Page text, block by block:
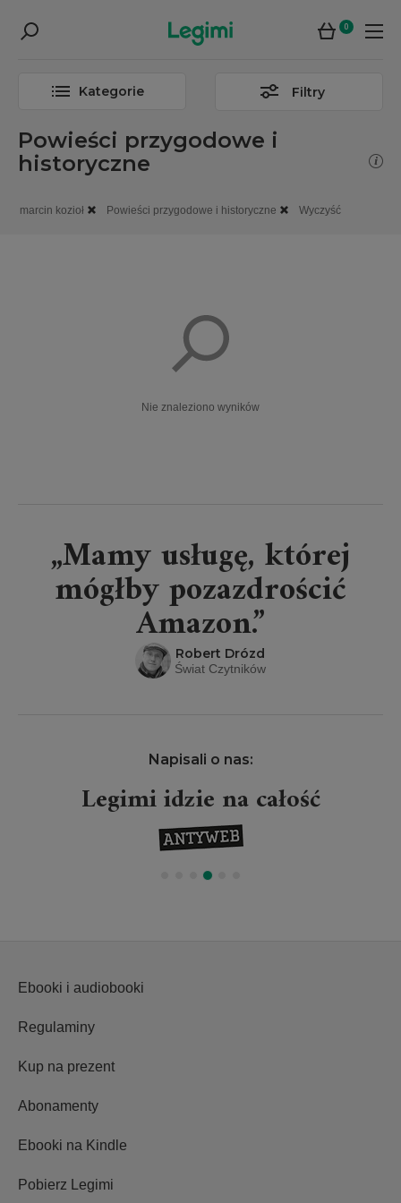
0
Kategorie Filtry
Powieści przygodowe i
historyczne
marcin kozioł Powieści przygodowe i historyczne Wyczyść
Nie znaleziono wyników
„Mamy usługę, której
mógłby pozazdrościć
Amazon.”
Robert Drózd
Świat Czytników
Napisali o nas:
Legimi idzie na całość
Ebooki i audiobooki
Regulaminy
Kup na prezent
Abonamenty
Ebooki na Kindle
Pobierz Legimi